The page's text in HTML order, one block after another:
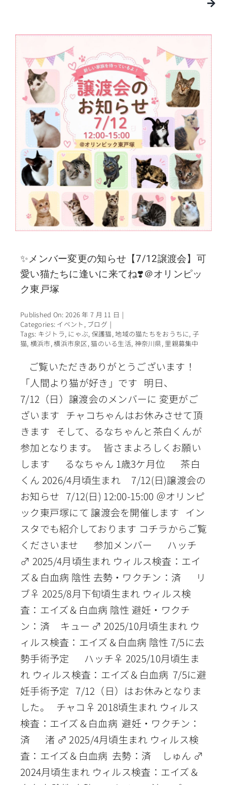
✨メンバー変更の知らせ【7/12譲渡会】可
愛い猫たちに逢いに来てね❣️＠オリンピッ
ク東戸塚
Published On: 2026 年 7 月 11 日 |
Categories: イベント , ブログ |
Tags: キジトラ, にゃぶ, 保護猫,地域の猫たちをおうちに,子
猫, 横浜市,横浜市泉区,猫のいる生活, 神奈川県, 里親募集中
ご覧いただきありがとうございます！
「人間より猫が好き」です 明日、
7/12（日）譲渡会のメンバーに 変更がご
ざいます チャコちゃんはお休みさせて頂
きます そして、るなちゃんと茶白くんが
参加となります。 皆さまよろしくお願い
します るなちゃん 1歳3ケ月位 茶白
くん 2026/4月頃生まれ 7/12(日)譲渡会の
お知らせ 7/12(日) 12:00-15:00 ＠オリンピ
ック東戸塚にて 譲渡会を開催します イン
スタでも紹介しております コチラからご覧
くださいませ 参加メンバー ハッチ
♂ 2025/4月頃生まれ ウィルス検査：エイ
ズ＆白血病 陰性 去勢・ワクチン：済 リ
ブ♀ 2025/8月下旬頃生まれ ウィルス検
査：エイズ＆白血病 陰性 避妊・ワクチ
ン：済 キュー ♂ 2025/10月頃生まれ ウ
ィルス検査：エイズ＆白血病 陰性 7/5に去
勢手術予定 ハッチ♀ 2025/10月頃生ま
れ ウィルス検査：エイズ＆白血病 7/5に避
妊手術予定 7/12（日）はお休みとなりま
した。 チャコ♀ 2018頃生まれ ウィルス
検査：エイズ＆白血病 避妊・ワクチン：
済 渚 ♂ 2025/4月頃生まれ ウィルス検
査：エイズ＆白血病 去勢：済 しゅん ♂
2024月頃生まれ ウィルス検査：エイズ＆